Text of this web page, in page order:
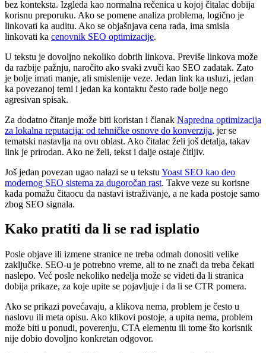
bez konteksta. Izgleda kao normalna rečenica u kojoj čitalac dobija
korisnu preporuku. Ako se pomene analiza problema, logično je
linkovati ka auditu. Ako se objašnjava cena rada, ima smisla
linkovati ka cenovnik SEO optimizacije.
U tekstu je dovoljno nekoliko dobrih linkova. Previše linkova može
da razbije pažnju, naročito ako svaki zvuči kao SEO zadatak. Zato
je bolje imati manje, ali smislenije veze. Jedan link ka usluzi, jedan
ka povezanoj temi i jedan ka kontaktu često rade bolje nego
agresivan spisak.
Za dodatno čitanje može biti koristan i članak Napredna optimizacija
za lokalna reputacija: od tehničke osnove do konverzija, jer se
tematski nastavlja na ovu oblast. Ako čitalac želi još detalja, takav
link je prirodan. Ako ne želi, tekst i dalje ostaje čitljiv.
Još jedan povezan ugao nalazi se u tekstu Yoast SEO kao deo
modernog SEO sistema za dugoročan rast. Takve veze su korisne
kada pomažu čitaocu da nastavi istraživanje, a ne kada postoje samo
zbog SEO signala.
Kako pratiti da li se rad isplatio
Posle objave ili izmene stranice ne treba odmah donositi velike
zaključke. SEO-u je potrebno vreme, ali to ne znači da treba čekati
naslepo. Već posle nekoliko nedelja može se videti da li stranica
dobija prikaze, za koje upite se pojavljuje i da li se CTR pomera.
Ako se prikazi povećavaju, a klikova nema, problem je često u
naslovu ili meta opisu. Ako klikovi postoje, a upita nema, problem
može biti u ponudi, poverenju, CTA elementu ili tome što korisnik
nije dobio dovoljno konkretan odgovor.